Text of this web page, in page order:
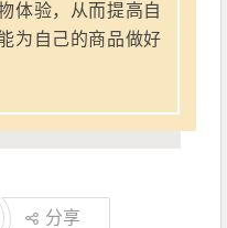
体验，从而提高自
为自己的商品做好
分享